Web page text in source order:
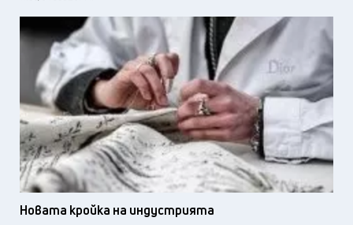
Новата кройка на индустрията